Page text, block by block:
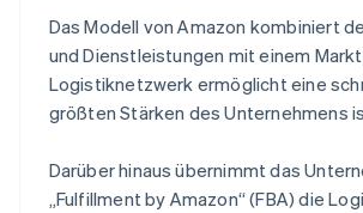
Das Modell von Amazon kombiniert
und Dienstleistungen mit einem
Logistiknetzwerk ermöglicht eine
größten Stärken des Unternehmens
Darüber hinaus übernimmt das
„Fulfillment by Amazon“ (FBA) die